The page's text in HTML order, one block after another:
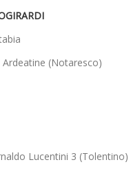
Ardeatine (Notaresco)
Lucentini 3 (Tolentino)